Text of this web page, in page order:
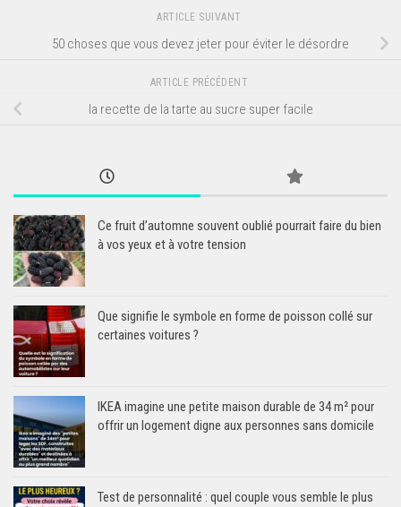
ARTICLE SUIVANT
50 choses que vous devez jeter pour éviter le désordre
ARTICLE PRÉCÉDENT
la recette de la tarte au sucre super facile
Ce fruit d’automne souvent oublié pourrait faire du bien
à vos yeux et à votre tension
Que signifie le symbole en forme de poisson collé sur
certaines voitures ?
IKEA imagine une petite maison durable de 34 m² pour
offrir un logement digne aux personnes sans domicile
Test de personnalité : quel couple vous semble le plus